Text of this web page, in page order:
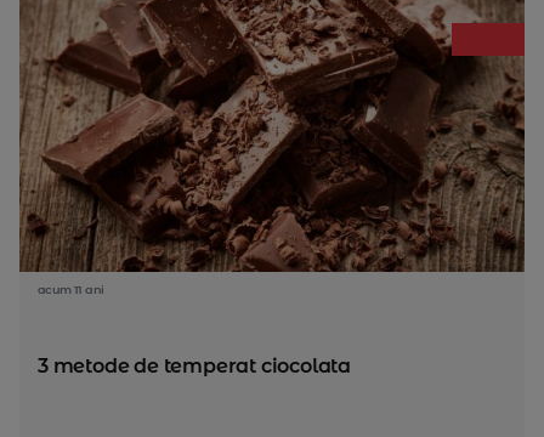
acum 11 ani
3 metode de temperat ciocolata